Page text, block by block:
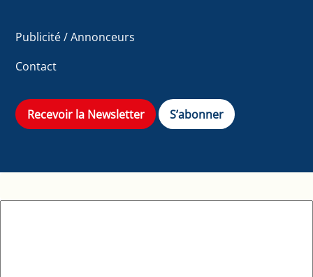
Publicité / Annonceurs
Contact
Recevoir la Newsletter S’abonner